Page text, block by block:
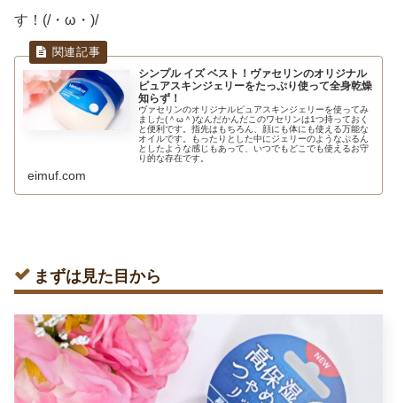
す！(/・ω・)/
シンプル イズ ベスト！ヴァセリンのオリジナル
ピュアスキンジェリーをたっぷり使って全身乾燥
知らず！
ヴァセリンのオリジナルピュアスキンジェリーを使ってみ
ました(＾ω＾)なんだかんだこのワセリンは1つ持っておく
と便利です。指先はもちろん、顔にも体にも使える万能な
オイルです。もったりとした中にジェリーのようなぷるん
としたような感じもあって、いつでもどこでも使えるお守
り的な存在です。
eimuf.com
まずは見た目から